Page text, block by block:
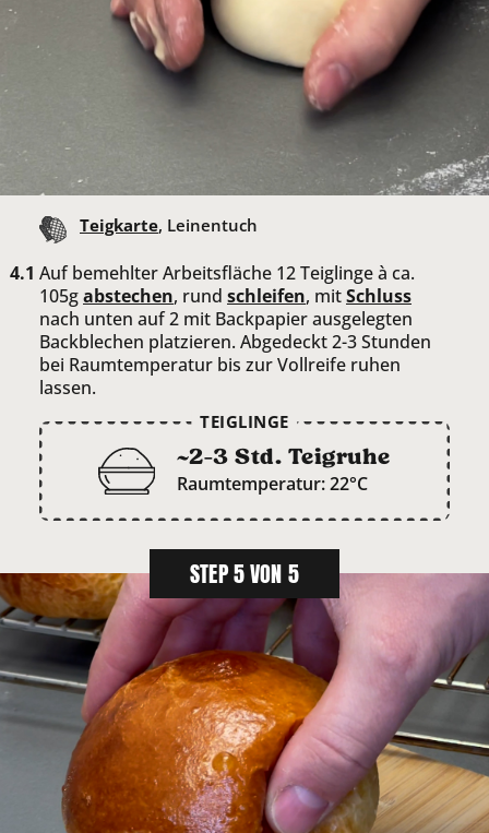
Teigkarte, Leinentuch
Auf bemehlter Arbeitsfläche 12 Teiglinge à ca.
105gabstechen, rund schleifen, mitSchluss
nach unten auf 2 mit Backpapier ausgelegten
Backblechen platzieren. Abgedeckt 2-3 Stunden
bei Raumtemperatur bis zur Vollreife ruhen
lassen.
TEIGLINGE
~2-3 Std. Teigruhe
Raumtemperatur: 22°C
STEP 5 VON 5